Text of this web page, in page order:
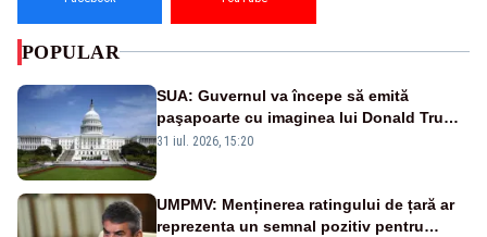
POPULAR
SUA: Guvernul va începe să emită
paşapoarte cu imaginea lui Donald Trump
începând cu 8 august
31 iul. 2026, 15:20
UMPMV: Menținerea ratingului de țară ar
reprezenta un semnal pozitiv pentru